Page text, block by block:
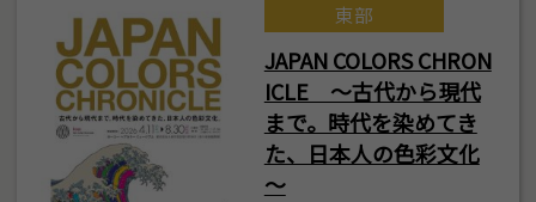
東部
JAPAN COLORS CHRON
ICLE ～古代から現代
まで。時代を染めてき
た、日本人の色彩文化
～